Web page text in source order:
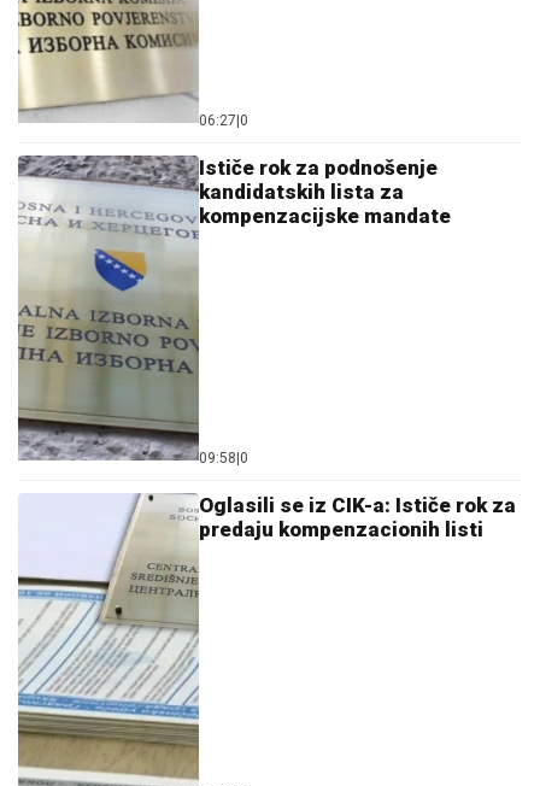
06:27 0
Ističe rok za podnošenje
kandidatskih lista za
kompenzacijske mandate
09:58 0
Oglasili se iz CIK-a: Ističe rok za
predaju kompenzacionih listi